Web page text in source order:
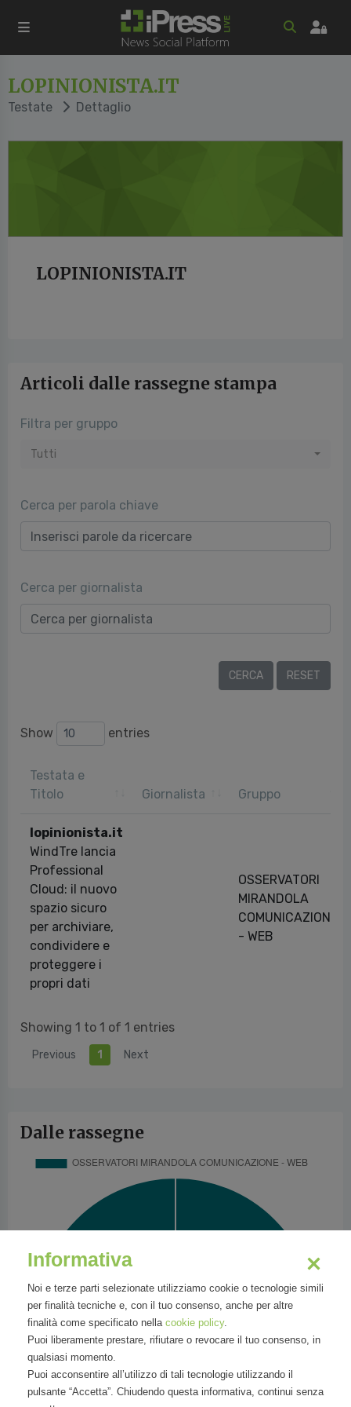
LOPINIONISTA.IT
Testate Dettaglio
LOPINIONISTA.IT
Articoli dalle rassegne stampa
Filtra per gruppo
Tutti
Cerca per parola chiave
Cerca per giornalista
Show entries
Testata e
Titolo
Giornalista Gruppo
lopinionista.it
WindTre lancia
Professional
Cloud: il nuovo
spazio sicuro
per archiviare,
condividere e
proteggere i
propri dati
OSSERVATORI
MIRANDOLA
COMUNICAZIONE
- WEB
Showing 1 to 1 of 1 entries
Previous 1 Next
Dalle rassegne
Informativa
Noi e terze parti selezionate utilizziamo cookie o tecnologie simili
per finalità tecniche e, con il tuo consenso, anche per altre
finalità come specificato nella cookie policy.
Puoi liberamente prestare, rifiutare o revocare il tuo consenso, in
qualsiasi momento.
Puoi acconsentire all’utilizzo di tali tecnologie utilizzando il
pulsante “Accetta”. Chiudendo questa informativa, continui senza